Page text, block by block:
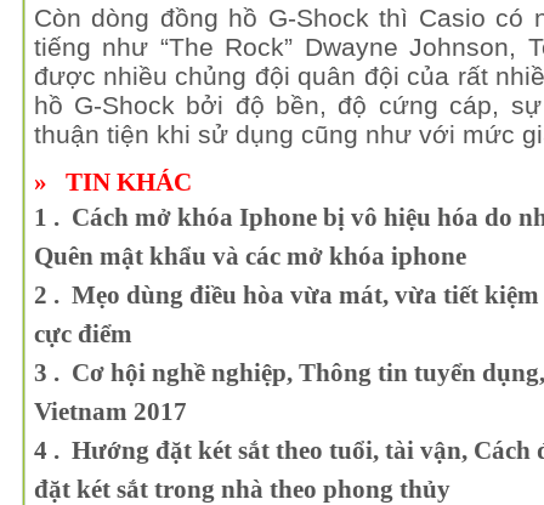
Còn dòng đồng hồ G-Shock thì Casio có
tiếng như “The Rock” Dwayne Johnson,
được nhiều chủng đội quân đội của rất
hồ G-Shock bởi độ bền, độ cứng cáp,
thuận tiện khi sử dụng cũng như với mức
» TIN KHÁC
1 . Cách mở khóa Iphone bị vô hiệu hóa do
Quên mật khẩu và các mở khóa iphone
2 . Mẹo dùng điều hòa vừa mát, vừa tiết
cực điểm
3 . Cơ hội nghề nghiệp, Thông tin tuyển
Vietnam 2017
4 . Hướng đặt két sắt theo tuổi, tài vận, Cách
đặt két sắt trong nhà theo phong thủy